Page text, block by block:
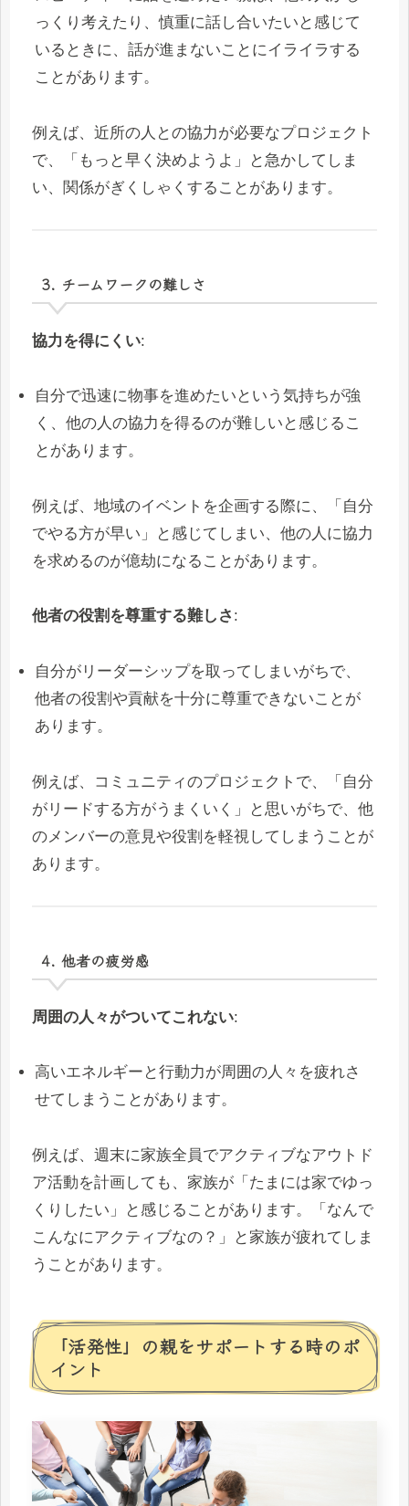
っくり考えたり、慎重に話し合いたいと感じて
いるときに、話が進まないことにイライラする
ことがあります。
例えば、近所の人との協力が必要なプロジェクト
で、「もっと早く決めようよ」と急かしてしま
い、関係がぎくしゃくすることがあります。
3. チームワークの難しさ
協力を得にくい:
自分で迅速に物事を進めたいという気持ちが強
く、他の人の協力を得るのが難しいと感じるこ
とがあります。
例えば、地域のイベントを企画する際に、「自分
でやる方が早い」と感じてしまい、他の人に協力
を求めるのが億劫になることがあります。
他者の役割を尊重する難しさ :
自分がリーダーシップを取ってしまいがちで、
他者の役割や貢献を十分に尊重できないことが
あります。
例えば、コミュニティのプロジェクトで、「自分
がリードする方がうまくいく」と思いがちで、他
のメンバーの意見や役割を軽視してしまうことが
あります。
4. 他者の疲労感
周囲の人々がついてこれない:
高いエネルギーと行動力が周囲の人々を疲れさ
せてしまうことがあります。
例えば、週末に家族全員でアクティブなアウトド
ア活動を計画しても、家族が「たまには家でゆっ
くりしたい」と感じることがあります。「なんで
こんなにアクティブなの？」と家族が疲れてしま
うことがあります。
「活発性」の親をサポートする時のポ
イント